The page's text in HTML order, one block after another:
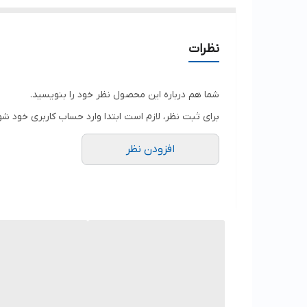
نظرات
شما هم درباره این محصول نظر خود را بنویسید.
برای ثبت نظر، لازم است ابتدا وارد حساب کاربری خود
افزودن نظر